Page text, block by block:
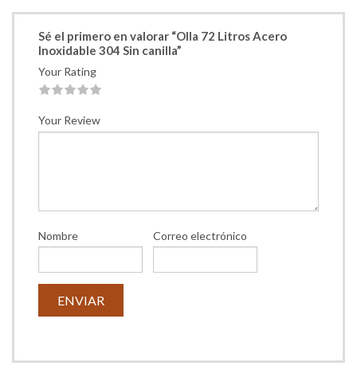
Sé el primero en valorar “Olla 72 Litros Acero
Inoxidable 304 Sin canilla”
Your Rating
Your Review
Nombre Correo electrónico